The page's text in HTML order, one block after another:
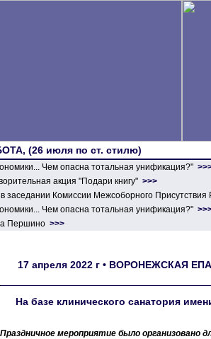
(26 июля по ст. стилю)
Чем опасна тотальная унификация?"
акция "Подари книгу" >>>
заседании Комиссии Межсоборного
Чем опасна тотальная унификация?"
Першино >>>
17 апреля 2022 г • ВОРОНЕЖСКАЯ
На базе клинического санатория
Праздничное мероприятие было организовано